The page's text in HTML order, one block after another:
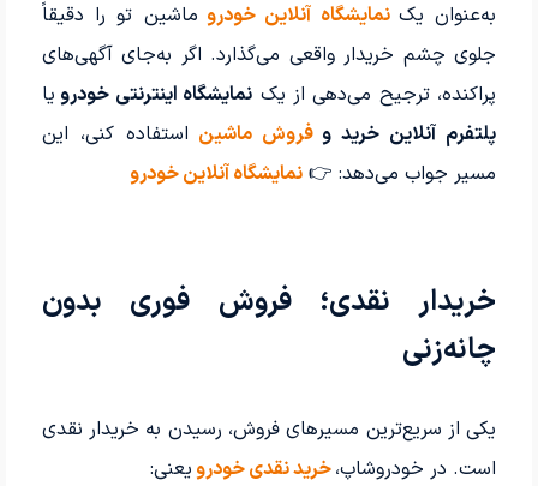
به‌عنوان یک نمایشگاه آنلاین خودرو ماشین تو را دقیقاً
جلوی چشم خریدار واقعی می‌گذارد. اگر به‌جای آگهی‌های
پراکنده، ترجیح می‌دهی از یک نمایشگاه اینترنتی خودرو یا
پلتفرم آنلاین خرید وفروش ماشین استفاده کنی، این
مسیر جواب می‌دهد: 👉 نمایشگاه آنلاین خودرو
خریدار نقدی؛ فروش فوری بدون
چانه‌زنی
یکی از سریع‌ترین مسیرهای فروش، رسیدن به خریدار نقدی
است. در خودروشاپ،خرید نقدی خودرویعنی: